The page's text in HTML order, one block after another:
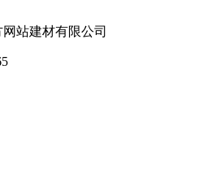
站建材有限公司